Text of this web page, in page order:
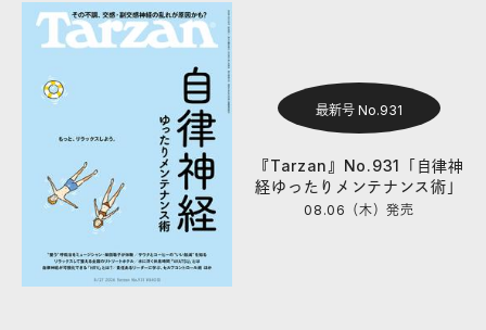
最新号 No.931
『Tarzan』No.931「自律神
経ゆったりメンテナンス術」
08.06（木）発売